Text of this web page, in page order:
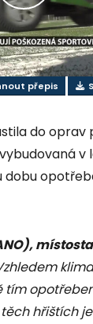
video
přepis
do oprav
v
dobu
,
tím
hřištích